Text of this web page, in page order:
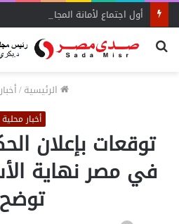
بحث
الرئيسية/
أخبار محلية
توقعات بإعلان
في مصر نهاية
توضح